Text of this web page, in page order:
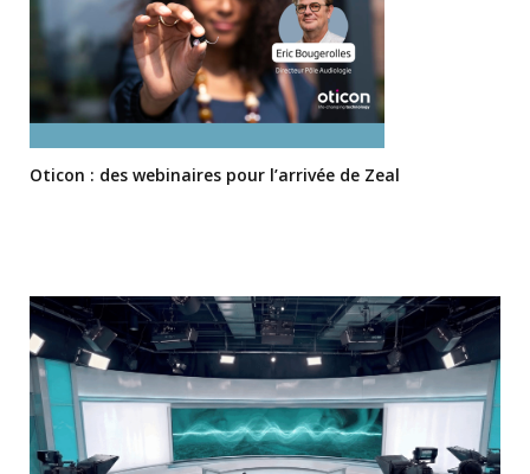
Oticon : des webinaires pour l’arrivée de Zeal